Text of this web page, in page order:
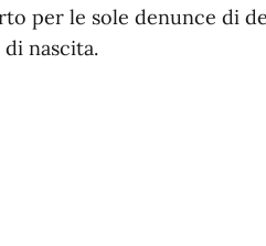
per le sole denunce di
nascita.